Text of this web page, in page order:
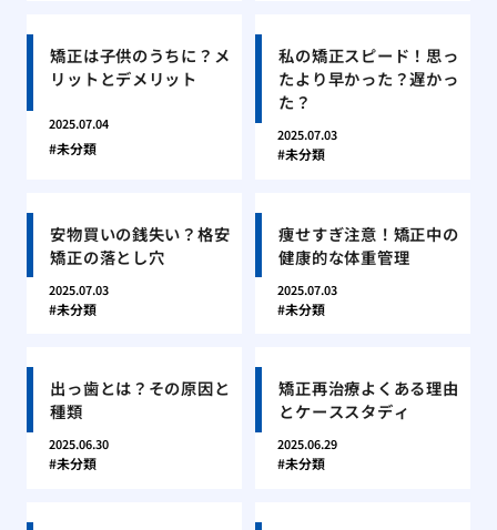
矯正は子供のうちに？メ
リットとデメリット
2025.07.04
未分類
私の矯正スピード！思っ
たより早かった？遅かっ
た？
2025.07.03
未分類
安物買いの銭失い？格安
矯正の落とし穴
2025.07.03
未分類
痩せすぎ注意！矯正中の
健康的な体重管理
2025.07.03
未分類
出っ歯とは？その原因と
種類
2025.06.30
未分類
矯正再治療よくある理由
とケーススタディ
2025.06.29
未分類